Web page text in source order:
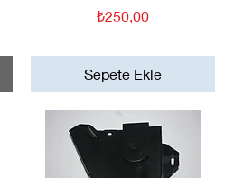
Fiyat
₺250,00
Sepete Ekle